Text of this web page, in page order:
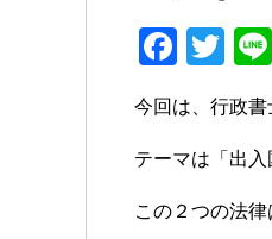
F
c
e
b
T
wi
tt
er
今回は、行政書
テーマは「出
この２つの法